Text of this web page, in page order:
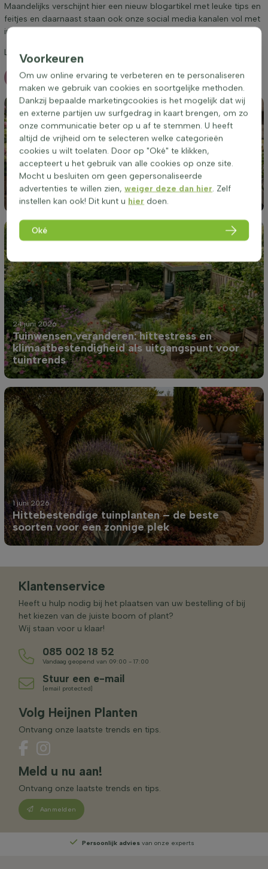
Maandelijks verschijnt hier een nieuw blogartikel met leuke tips en
feitjes en daarnaast staan ook onze social media kanalen vol met
inspirerende berichten.
Laat u vooral verrassen en volg ons!
Meer blogs
Onderzoek: Meer dan de helft van de mannen
laat voorkeur van partner doorslaggevend zijn
bij interieur en tuin
24 juni 2026
Tuinwensen veranderen: hittestress en
klimaatbestendigheid als uitgangspunt voor
tuintrends
1 juni 2026
Hittebestendige tuinplanten – de beste
soorten voor een zonnige plek
Klantenservice
Heeft u hulp nodig bij het plaatsen van uw bestelling of bij
het kiezen van de juiste boom of plant?
Wij staan voor u klaar!
085 002 18 52
Vandaag geopend van 09:00 - 17:00
Stuur een e-mail
[email protected]
Volg Heijnen Planten
Ontvang onze laatste trends en tips.
Meld u nu aan!
Ontvang onze laatste trends en tips.
Aanmelden
Persoonlijk advies van onze experts
Voorkeuren
Om uw online ervaring te verbeteren en te personaliseren
maken we gebruik van cookies en soortgelijke methoden.
Dankzij bepaalde marketingcookies is het mogelijk dat wij
en externe partijen uw surfgedrag in kaart brengen, om zo
onze communicatie beter op u af te stemmen. U heeft
altijd de vrijheid om te selecteren welke categorieën
cookies u wilt toelaten. Door op "Oké" te klikken,
accepteert u het gebruik van alle cookies op onze site.
Mocht u besluiten om geen gepersonaliseerde
advertenties te willen zien,weiger deze dan hier. Zelf
instellen kan ook! Dit kunt u hier doen.
Oké